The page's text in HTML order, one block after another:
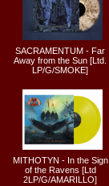
SACRAMENTUM - Far
Away from the Sun [Ltd.
LP/G/SMOKE]
MITHOTYN - In the Sign
of the Ravens [Ltd
2LP/G/AMARILLO]